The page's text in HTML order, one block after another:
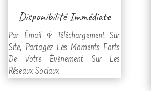
Disponibilité Immédiate
Par Émail & Téléchargement Sur
Site, Partagez Les Moments Forts
De Votre Événement Sur Les
Réseaux Sociaux